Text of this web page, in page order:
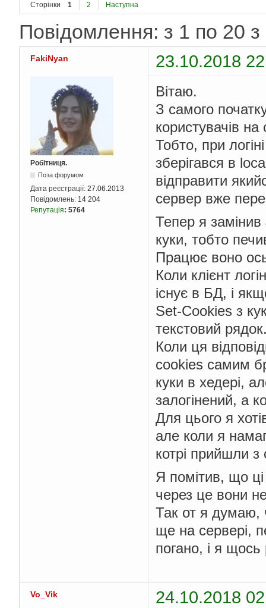
Сторінки 1 2 Наступна
Повідомлення: з 1 по 20 з
FakiNyan 23.10.2018
Робітниця.
Поза форумом
Дата реєстрації: 27.06.2013
Повідомлень: 14 204
Репутація: 5764
Вітаю.
З самого
користувачів на
Тобто, при
зберігався в
відправити
сервер вже
Тепер я замінив
куки, тобто
Працює воно
Коли клієнт
існує в БД, і
Set-Cookies з
текстовий
Коли ця
cookies самим
куки в хедері,
залогінений, а
Для цього я
але коли я
котрі прийшли з
Я помітив, що
через це вони
Так от я думаю,
ще на сервері,
погано, і я
Vo_Vik 24.10.2018